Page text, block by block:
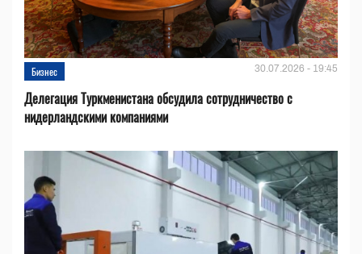
Бизнес 30.07.2026 - 19:45
Делегация Туркменистана обсудила сотрудничество с
нидерландскими компаниями